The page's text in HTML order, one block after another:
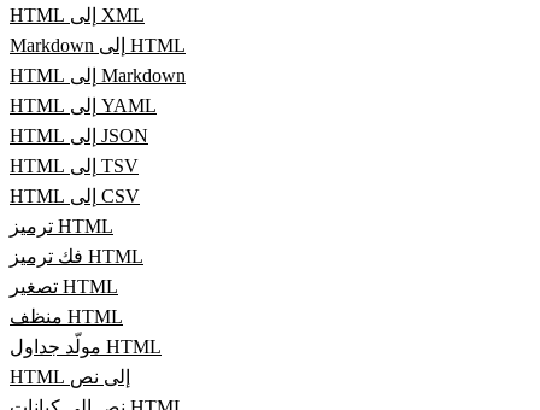
HTML إلى XML
Markdown إلى HTML
HTML إلى Markdown
HTML إلى YAML
HTML إلى JSON
HTML إلى TSV
HTML إلى CSV
ترميز HTML
فك ترميز HTML
تصغير HTML
منظف HTML
مولّد جداول HTML
HTML إلى نص